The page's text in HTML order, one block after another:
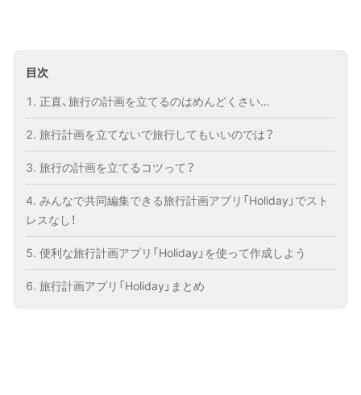
目次
正直、旅行の計画を立てるのはめんどくさい…
旅行計画を立てないで旅行してもいいのでは？
旅行の計画を立てるコツって？
みんなで共同編集できる旅行計画アプリ「Holiday」でスト
レスなし！
便利な旅行計画アプリ「Holiday」を使って作成しよう
旅行計画アプリ「Holiday」まとめ